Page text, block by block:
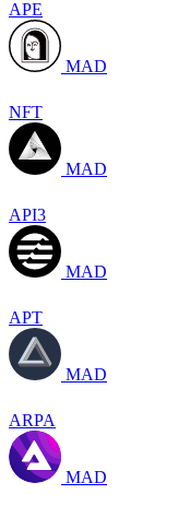
APE
MAD
NFT
MAD
API3
MAD
APT
MAD
ARPA
MAD